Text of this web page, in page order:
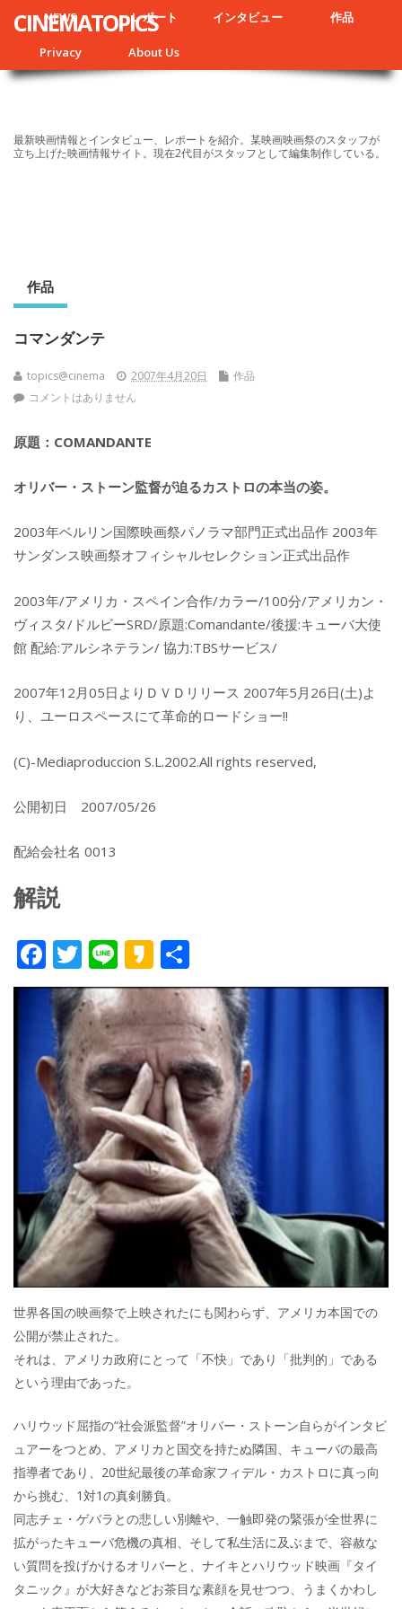
NEWS レポート インタビュー 作品
Privacy About Us
CINEMATOPICS
最新映画情報とインタビュー、レポートを紹介。某映画映画祭のスタッフが
立ち上げた映画情報サイト。現在2代目がスタッフとして編集制作している。
作品
コマンダンテ
topics@cinema 2007年4月20日
作品
コメントはありません
原題：COMANDANTE
オリバー・ストーン監督が迫るカストロの本当の姿。
2003年ベルリン国際映画祭パノラマ部門正式出品作 2003年
サンダンス映画祭オフィシャルセレクション正式出品作
2003年/アメリカ・スペイン合作/カラー/100分/アメリカン・
ヴィスタ/ドルビーSRD/原題:Comandante/後援:キューバ大使
館 配給:アルシネテラン/ 協力:TBSサービス/
2007年12月05日よりＤＶＤリリース 2007年5月26日(土)よ
り、ユーロスペースにて革命的ロードショー!!
(C)-Mediaproduccion S.L.2002.All rights reserved,
公開初日 2007/05/26
配給会社名 0013
解説
F
ac
e
b
o
o
k
T
w
itt
er
Li
n
e
K
a
k
a
o
有
世界各国の映画祭で上映されたにも関わらず、アメリカ本国での
公開が禁止された。
それは、アメリカ政府にとって「不快」であり「批判的」である
という理由であった。
ハリウッド屈指の“社会派監督”オリバー・ストーン自らがインタビ
ュアーをつとめ、アメリカと国交を持たぬ隣国、キューバの最高
指導者であり、20世紀最後の革命家フィデル・カストロに真っ向
から挑む、1対1の真剣勝負。
同志チェ・ゲバラとの悲しい別離や、一触即発の緊張が全世界に
拡がったキューバ危機の真相、そして私生活に及ぶまで、容赦な
い質問を投げかけるオリバーと、ナイキとハリウッド映画『タイ
タニック』が大好きなどお茶目な素顔を見せつつ、うまくかわし